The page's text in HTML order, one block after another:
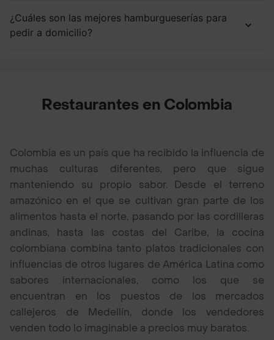
¿Cuáles son las mejores hamburgueserías para
pedir a domicilio?
Restaurantes en Colombia
Colombia es un país que ha recibido la influencia de
muchas culturas diferentes, pero que sigue
manteniendo su propio sabor. Desde el terreno
amazónico en el que se cultivan gran parte de los
alimentos hasta el norte, pasando por las cordilleras
andinas, hasta las costas del Caribe, la cocina
colombiana combina tanto platos tradicionales con
influencias de otros lugares de América Latina como
sabores internacionales, como los que se
encuentran en los puestos de los mercados
callejeros de Medellín, donde los vendedores
venden todo lo imaginable a precios muy baratos.